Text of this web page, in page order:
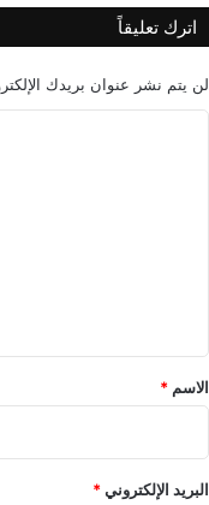
د
ب
اترك تعليقاً
لن يتم نشر عنوان بريدك
*
الاسم *
البريد الإلكتروني*